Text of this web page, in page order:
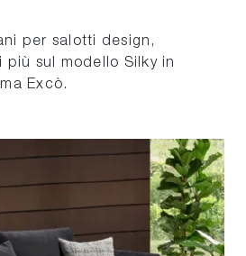
per salotti design,
sul modello Silky in
Excò.